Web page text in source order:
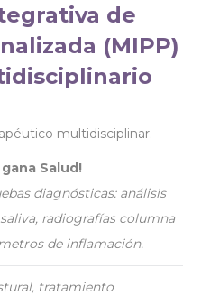
de
(MIPP)
multidisciplinar.
Salud!
diagnósticas: análisis
radiografías columna
de inflamación.
tratamiento